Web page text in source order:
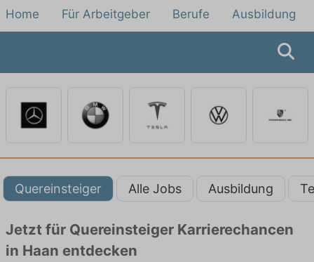
Home Für Arbeitgeber Berufe Ausbildung
Quereinsteiger Alle Jobs Ausbildung
Jetzt für Quereinsteiger Karrierechancen
in Haan entdecken